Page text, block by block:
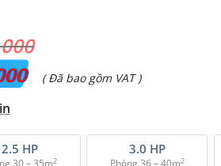
Giá
( Đã bao gồm VAT )
2.5 HP
30 – 35m2
3.0 HP
Phòng 36 – 40m2